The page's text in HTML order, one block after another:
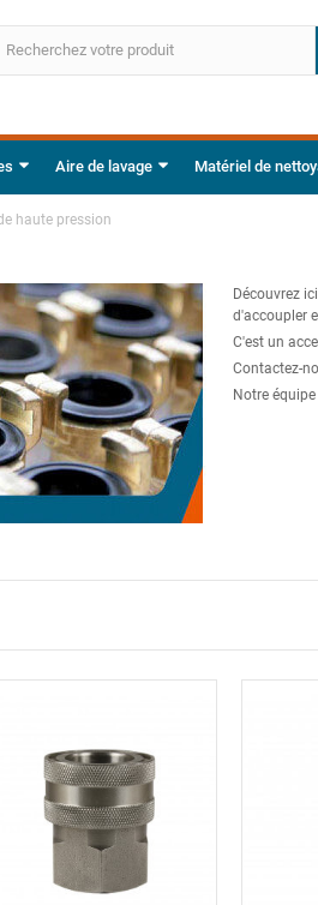
Aire de lavage Matériel de
haute pression
Découvrez
d'accoupler
C'est un
Contactez-
Notre